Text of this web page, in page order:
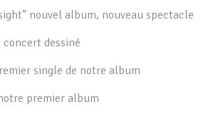
nouvel album, nouveau spectacle
concert dessiné
single de notre album
premier album